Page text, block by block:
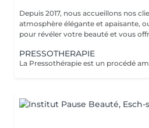
Depuis 2017, nous accueillons nos
atmosphère élégante et apaisante,
pour révéler votre beauté et vous
PRESSOTHERAPIE